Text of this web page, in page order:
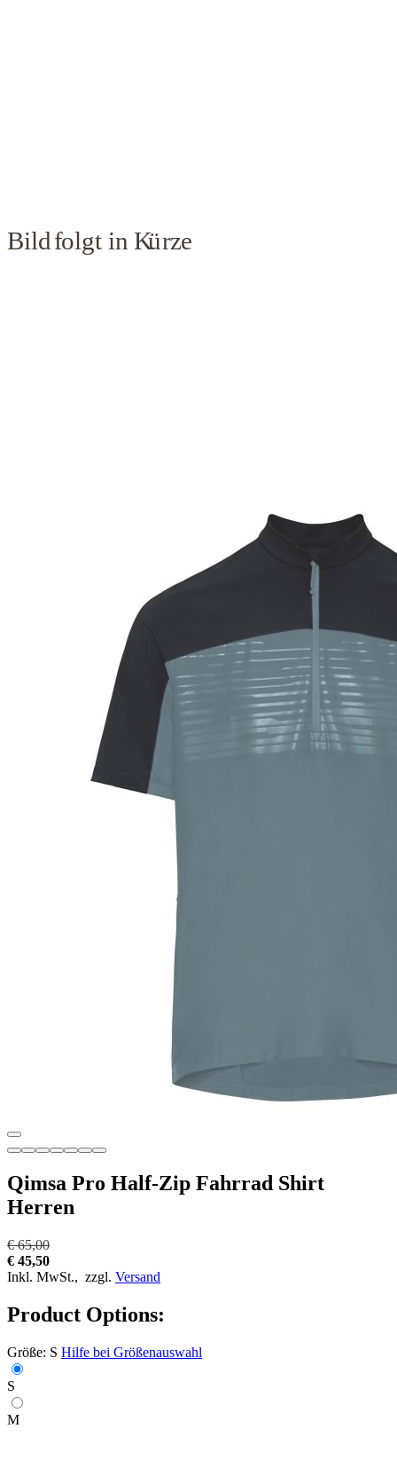
Qimsa Pro Half-Zip Fahrrad Shirt
Herren
€ 65,00
€ 45,50
Inkl. MwSt., zzgl. Versand
Product Options:
Größe: S Hilfe bei Größenauswahl
S
M